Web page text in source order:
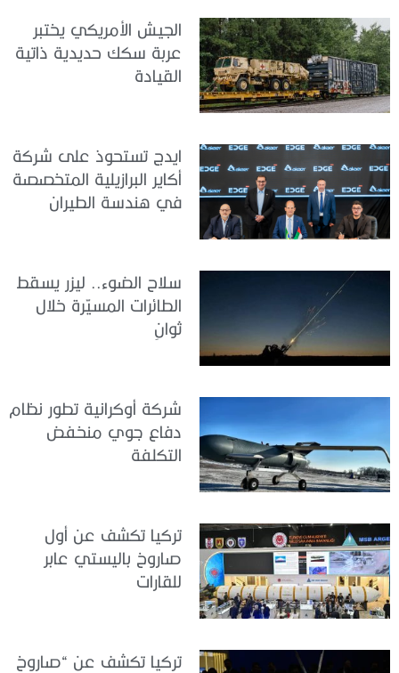
الجيش الأمريكي يختبر
عربة سكك حديدية ذاتية
القيادة
ايدج تستحوذ على شركة
أكاير البرازيلية المتخصصة
في هندسة الطيران
سلاح الضوء.. ليزر يسقط
الطائرات المسيّرة خلال
ثوانٍ
شركة أوكرانية تطور نظام
دفاع جوي منخفض
التكلفة
تركيا تكشف عن أول
صاروخ باليستي عابر
للقارات
تركيا تكشف عن “صاروخ